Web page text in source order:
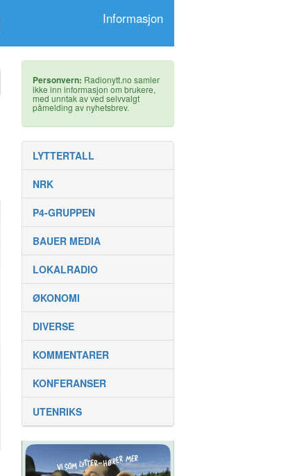
Informasjon
Personvern: Radionytt.no samler
ikke inn informasjon om brukere,
med unntak av ved selvvalgt
påmelding av nyhetsbrev.
LYTTERTALL
NRK
P4-GRUPPEN
BAUER MEDIA
LOKALRADIO
ØKONOMI
DIVERSE
KOMMENTARER
KONFERANSER
UTENRIKS